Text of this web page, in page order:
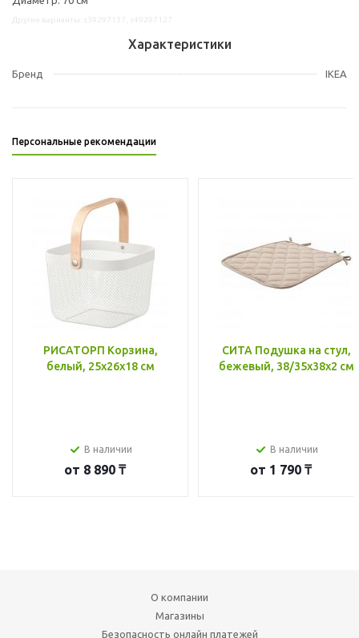
Характеристики
Бренд IKEA
Персональные рекомендации
РИСАТОРП Корзина,
белый, 25x26x18 см
В наличии
от 8 890 ₸
СИТА Подушка на стул,
бежевый, 38/35x38x2 см
В наличии
от 1 790 ₸
О компании
Магазины
Безопасность онлайн платежей